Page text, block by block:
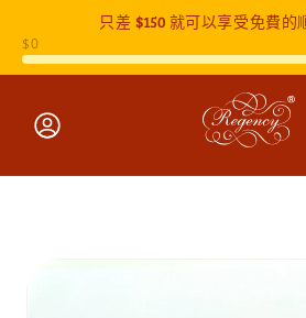
只差 $150就可以享受免費的